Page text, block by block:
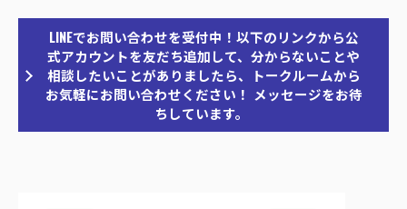
LINEでお問い合わせを受付中！以下のリンクから公
式アカウントを友だち追加して、分からないことや
相談したいことがありましたら、トークルームから
お気軽にお問い合わせください！ メッセージをお待
ちしています。